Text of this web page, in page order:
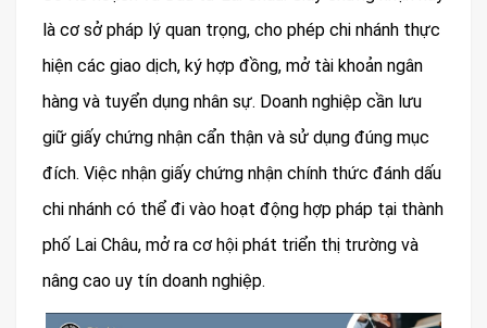
là cơ sở pháp lý quan trọng, cho phép chi nhánh thực
hiện các giao dịch, ký hợp đồng, mở tài khoản ngân
hàng và tuyển dụng nhân sự. Doanh nghiệp cần lưu
giữ giấy chứng nhận cẩn thận và sử dụng đúng mục
đích. Việc nhận giấy chứng nhận chính thức đánh dấu
chi nhánh có thể đi vào hoạt động hợp pháp tại thành
phố Lai Châu, mở ra cơ hội phát triển thị trường và
nâng cao uy tín doanh nghiệp.